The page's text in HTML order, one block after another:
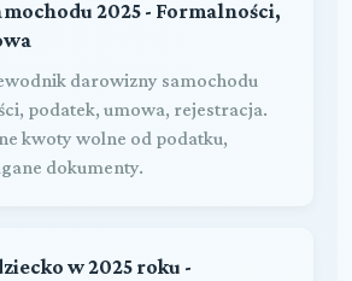
2025 - Formalności,
darowizny samochodu
podatek, umowa, rejestracja.
kwoty wolne od podatku,
dokumenty.
w 2025 roku -